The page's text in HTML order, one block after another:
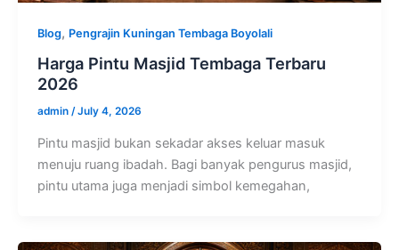
Blog, Pengrajin Kuningan Tembaga Boyolali
Harga Pintu Masjid Tembaga Terbaru
2026
admin /July 4, 2026
Pintu masjid bukan sekadar akses keluar masuk
menuju ruang ibadah. Bagi banyak pengurus masjid,
pintu utama juga menjadi simbol kemegahan,